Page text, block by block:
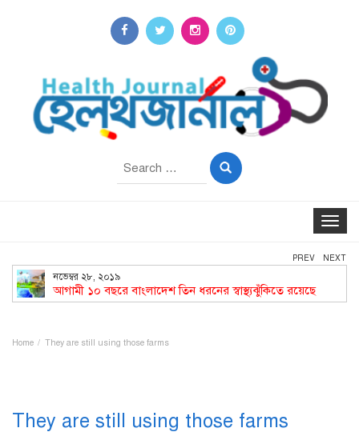
Search
Toggle
নভেম্বর ২৮, ২০১৯
আগামী ১০ বছরে বাংলাদেশ তিন ধরনের স্বাস্থ্যঝুঁকিতে রয়েছে
PREV NEXT
Home They are still using those farms
They are still using those farms